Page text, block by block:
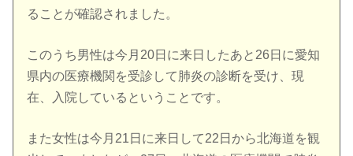
ることが確認されました。
このうち男性は今月20日に来日したあと26日に愛知
県内の医療機関を受診して肺炎の診断を受け、現
在、入院しているということです。
また女性は今月21日に来日して22日から北海道を観